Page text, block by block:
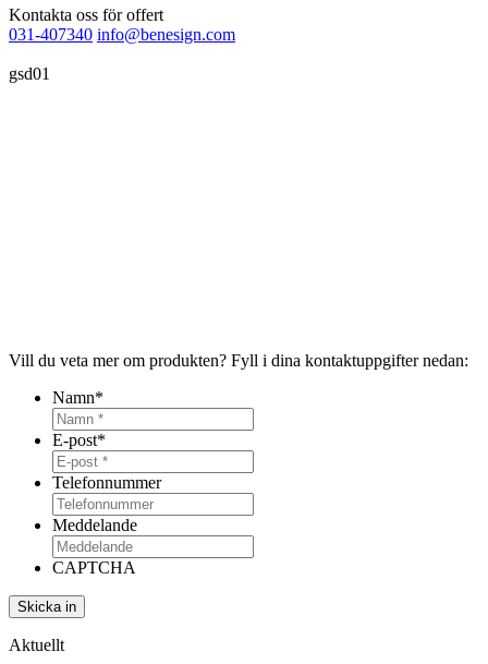
Kontakta oss för offert
031-407340 info@benesign.com
gsd01
Vill du veta mer om produkten? Fyll i dina kontaktuppgifter nedan:
Namn*
E-post*
Telefonnummer
Meddelande
CAPTCHA
Aktuellt